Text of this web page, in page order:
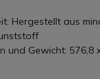
Hergestellt aus
und Gewicht: 576,8